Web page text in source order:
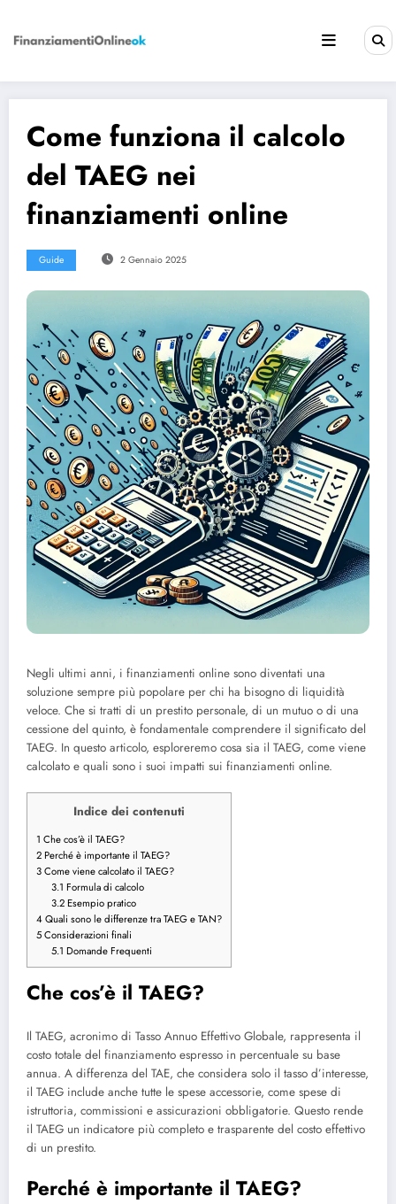
contenuto
Come funziona il calcolo
del TAEG nei
finanziamenti online
Guide 2 Gennaio 2025
Negli ultimi anni, i finanziamenti online sono diventati una
soluzione sempre più popolare per chi ha bisogno di liquidità
veloce. Che si tratti di un prestito personale, di un mutuo o di una
cessione del quinto, è fondamentale comprendere il significato del
TAEG. In questo articolo, esploreremo cosa sia il TAEG, come viene
calcolato e quali sono i suoi impatti sui finanziamenti online.
Indice dei contenuti
1 Che cos’è il TAEG?
2 Perché è importante il TAEG?
3Come viene calcolato il TAEG?
3.1 Formula di calcolo
3.2 Esempio pratico
4Quali sono le differenze tra TAEG e TAN?
5Considerazioni finali
5.1 Domande Frequenti
Che cos’è il TAEG?
Il TAEG, acronimo di Tasso Annuo Effettivo Globale, rappresenta il
costo totale del finanziamento espresso in percentuale su base
annua. A differenza del TAE, che considera solo il tasso d’interesse,
il TAEG include anche tutte le spese accessorie, come spese di
istruttoria, commissioni e assicurazioni obbligatorie. Questo rende
il TAEG un indicatore più completo e trasparente del costo effettivo
di un prestito.
Perché è importante il TAEG?